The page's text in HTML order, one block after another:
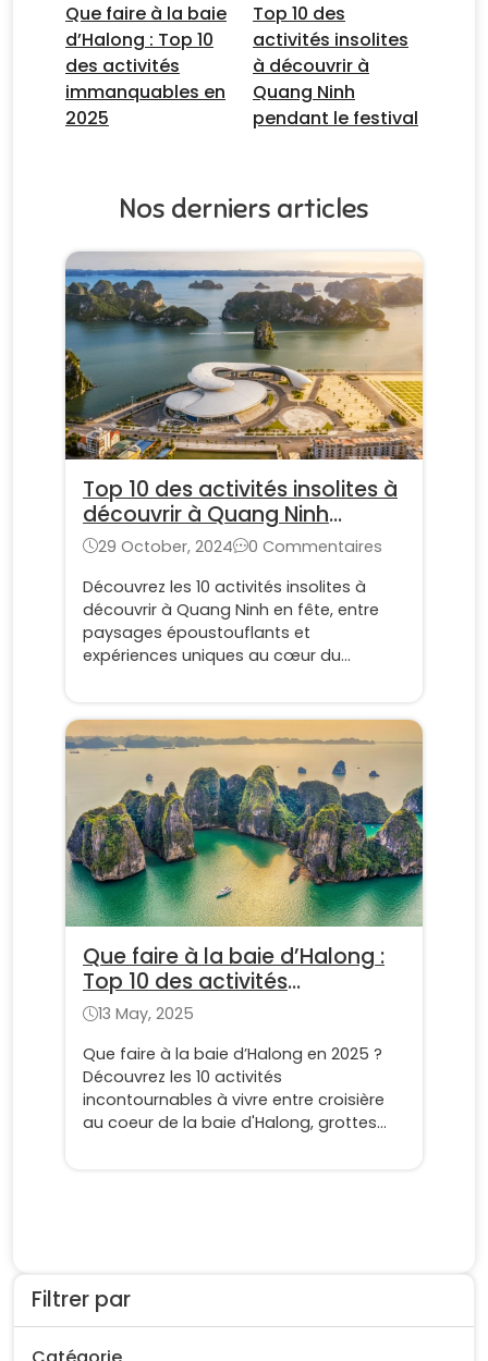
Filtrer par
Que faire à la baie
d’Halong : Top 10
des activités
immanquables en
2025
Top 10 des
activités insolites
à découvrir à
Quang Ninh
pendant le festival
Nos derniers articles
Top 10 des activités insolites à
découvrir à Quang Ninh
pendant le festival
29 October, 2024
0 Commentaires
Découvrez les 10 activités insolites à
découvrir à Quang Ninh en fête, entre
paysages époustouflants et
expériences uniques au cœur du
Que faire à la baie d’Halong :
Top 10 des activités
immanquables en 2025
13 May, 2025
Que faire à la baie d’Halong en 2025 ?
Découvrez les 10 activités
incontournables à vivre entre croisière
au coeur de la baie d'Halong, grottes